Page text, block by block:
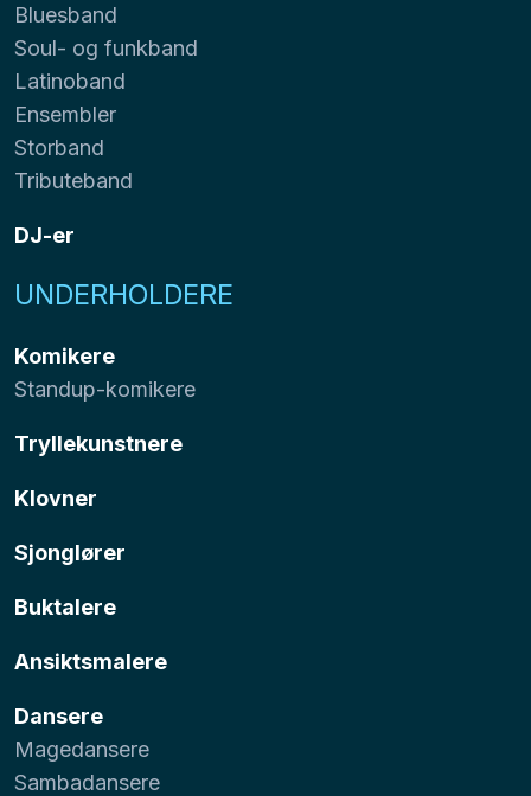
Bluesband
Soul- og funkband
Latinoband
Ensembler
Storband
Tributeband
DJ-er
UNDERHOLDERE
Komikere
Standup-komikere
Tryllekunstnere
Klovner
Sjonglører
Buktalere
Ansiktsmalere
Dansere
Magedansere
Sambadansere